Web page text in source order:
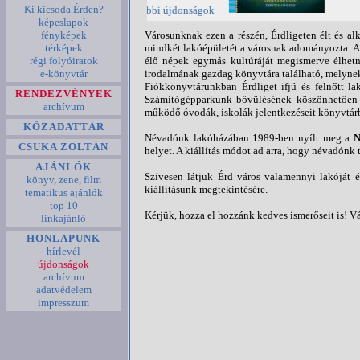
Ki kicsoda Érden?
képeslapok
fényképek
térképek
régi folyóiratok
e-könyvtár
RENDEZVÉNYEK
archívum
KÖZADATTÁR
CSUKA ZOLTÁN
AJÁNLÓK
könyv, zene, film
tematikus ajánlók
top 10
linkajánló
HONLAPUNK
hírlevél
újdonságok
archívum
adatvédelem
impresszum
További újdonságok
Városunknak ezen a részén, Érdligeten élt és
mindkét lakóépületét a városnak adományozta.
élő népek egymás kultúráját megismerve
irodalmának gazdag könyvtára található,
Fiókkönyvtárunkban Érdliget ifjú és felnőtt
Számítógépparkunk bővülésének
működő óvodák, iskolák jelentkezéseit
Névadónk lakóházában 1989-ben nyílt meg a
helyet. A kiállítás módot ad arra, hogy
Szívesen látjuk Érd város valamennyi lakóját
kiállításunk megtekintésére.
Kérjük, hozza el hozzánk kedves ismerőseit is!